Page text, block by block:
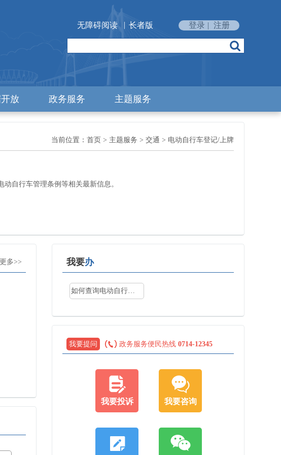
无障碍阅读 | 长者版 登录 | 注册
放 政务服务 主题服务
当前位置： 首页 > 主题服务 > 交通 > 电动自行车登记/上牌
自行车管理条例等相关最新信息。
更多>> 我要办
如何查询电动自行车是否为合标车？
我要提问 政务服务便民热线 0714-12345
我要投诉 我要咨询